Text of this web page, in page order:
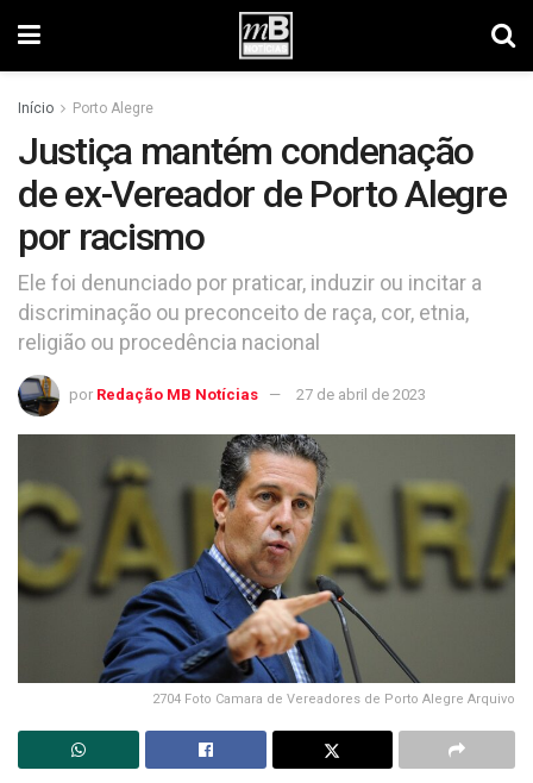
Início Porto Alegre
Justiça mantém condenação
de ex-Vereador de Porto Alegre
por racismo
Ele foi denunciado por praticar, induzir ou incitar a
discriminação ou preconceito de raça, cor, etnia,
religião ou procedência nacional
por Redação MB Notícias 27 de abril de 2023
2704 Foto Camara de Vereadores de Porto Alegre Arquivo